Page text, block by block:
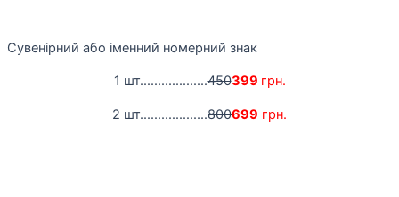
Сувенірний або іменний номерний знак
1 шт...................450399 грн.
2 шт...................800699 грн.